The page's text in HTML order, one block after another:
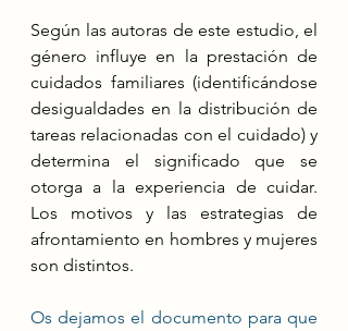
Según las autoras de este estudio, el
género influye en la prestación de
cuidados familiares (identificándose
desigualdades en la distribución de
tareas relacionadas con el cuidado) y
determina el significado que se
otorga a la experiencia de cuidar.
Los motivos y las estrategias de
afrontamiento en hombres y mujeres
son distintos.
Os dejamos el documento para que